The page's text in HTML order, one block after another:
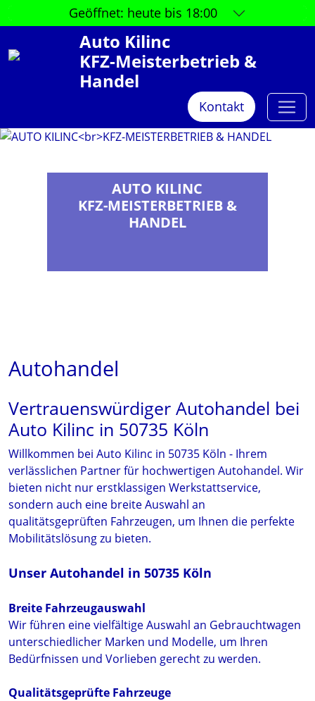
Geöffnet: heute bis 18:00
Auto Kilinc
KFZ-Meisterbetrieb &
Handel
Kontakt
AUTO KILINC
KFZ-MEISTERBETRIEB &
HANDEL
Autohandel
Vertrauenswürdiger Autohandel bei
Auto Kilinc in 50735 Köln
Willkommen bei Auto Kilinc in 50735 Köln - Ihrem
verlässlichen Partner für hochwertigen Autohandel. Wir
bieten nicht nur erstklassigen Werkstattservice,
sondern auch eine breite Auswahl an
qualitätsgeprüften Fahrzeugen, um Ihnen die perfekte
Mobilitätslösung zu bieten.
Unser Autohandel in 50735 Köln
Breite Fahrzeugauswahl
Wir führen eine vielfältige Auswahl an Gebrauchtwagen
unterschiedlicher Marken und Modelle, um Ihren
Bedürfnissen und Vorlieben gerecht zu werden.
Qualitätsgeprüfte Fahrzeuge